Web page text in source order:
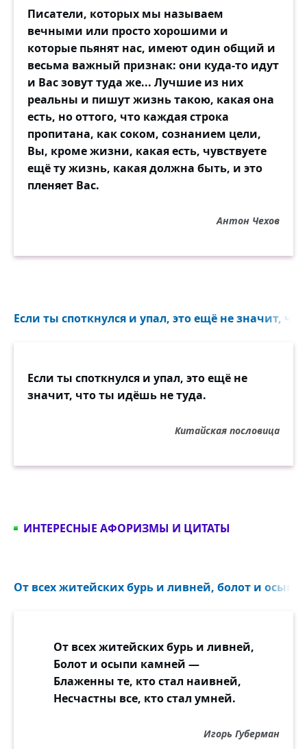
Писатели, которых мы называем
вечными или просто хорошими и
которые пьянят нас, имеют один общий и
весьма важный признак: они куда-то идут
и Вас зовут туда же... Лучшие из них
реальны и пишут жизнь такою, какая она
есть, но оттого, что каждая строка
пропитана, как соком, сознанием цели,
Вы, кроме жизни, какая есть, чувствуете
ещё ту жизнь, какая должна быть, и это
пленяет Вас.
Антон Чехов
Если ты споткнулся и упал, это ещё не значит,
Если ты споткнулся и упал, это ещё не
значит, что ты идёшь не туда.
Китайская пословица
ИНТЕРЕСНЫЕ АФОРИЗМЫ И ЦИТАТЫ
От всех житейских бурь и ливней, болот и
От всех житейских бурь и ливней,
Болот и осыпи камней —
Блаженны те, кто стал наивней,
Несчастны все, кто стал умней.
Игорь Губерман